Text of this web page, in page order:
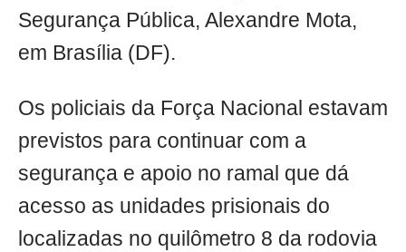
Segurança Pública, Alexandre Mota,
em Brasília (DF).
Os policiais da Força Nacional estavam
previstos para continuar com a
segurança e apoio no ramal que dá
acesso as unidades prisionais do
localizadas no quilômetro 8 da rodovia